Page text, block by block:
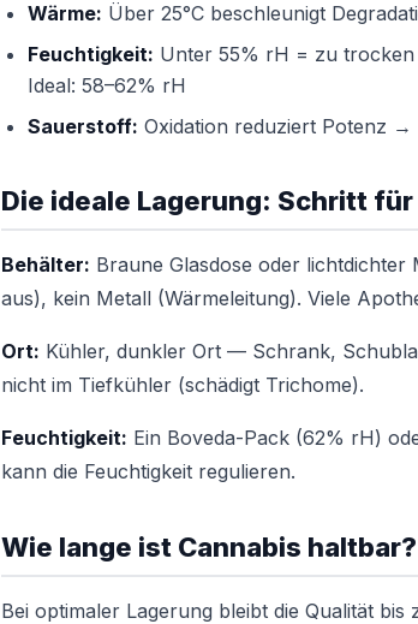
Wärme: Über 25°C beschleunigt
Feuchtigkeit: Unter 55% rH = zu
Ideal: 58–62% rH
Sauerstoff: Oxidation reduziert Potenz
Die ideale Lagerung: Schritt
Behälter: Braune Glasdose oder lichtdichter
aus), kein Metall (Wärmeleitung). Viele
Ort: Kühler, dunkler Ort — Schrank,
nicht im Tiefkühler (schädigt Trichome).
Feuchtigkeit: Ein Boveda-Pack (62% rH)
kann die Feuchtigkeit regulieren.
Wie lange ist Cannabis haltbar?
Bei optimaler Lagerung bleibt die Qualität bis